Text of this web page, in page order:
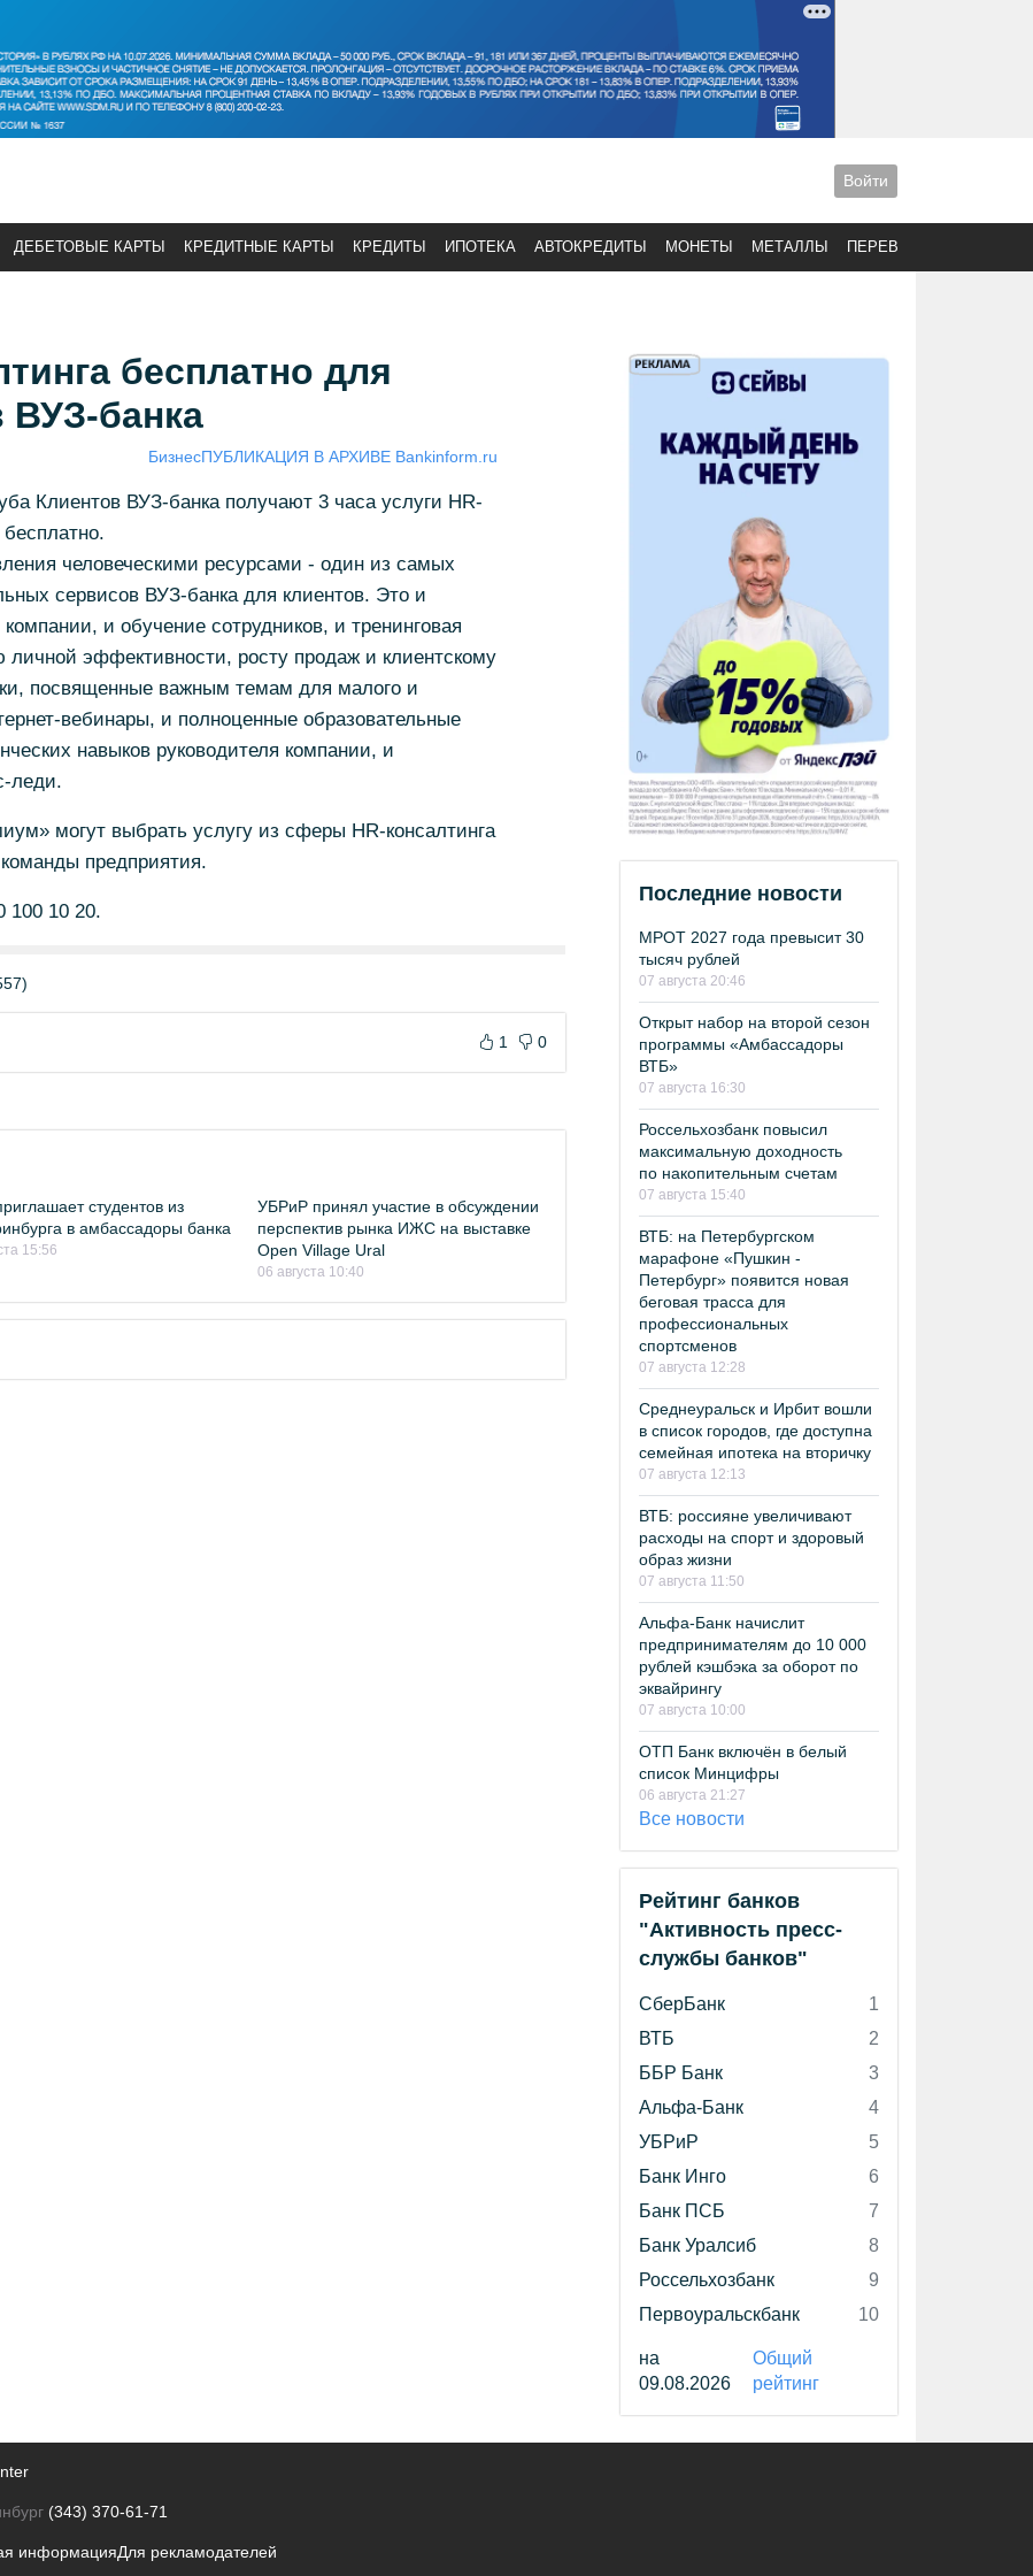
Войти
ДЕБЕТОВЫЕ КАРТЫ КРЕДИТНЫЕ КАРТЫ КРЕДИТЫ ИПОТЕКА АВТОКРЕДИТЫ МОНЕТЫ МЕТАЛЛЫ ПЕРЕВОДЫ
бесплатно для
ВУЗ-банка
БизнесПУБЛИКАЦИЯ В АРХИВЕ Bankinform.ru
Клиентов ВУЗ-банка получают 3 часа услуги HR-
человеческими ресурсами - один из самых
сервисов ВУЗ-банка для клиентов. Это и
и обучение сотрудников, и тренинговая
личной эффективности, росту продаж и клиентскому
посвященные важным темам для малого и
вебинары, и полноценные образовательные
навыков руководителя компании, и
леди.
могут выбрать услугу из сферы HR-консалтинга
предприятия.
100 10 20.
1 0
студентов из
в амбассадоры банка
15:56
УБРиР принял участие в обсуждении
перспектив рынка ИЖС на выставке
Open Village Ural
06 августа 10:40
Последние новости
МРОТ 2027 года превысит 30
тысяч рублей
07 августа 20:46
Открыт набор на второй сезон
программы «Амбассадоры
ВТБ»
07 августа 16:30
Россельхозбанк повысил
максимальную доходность
по накопительным счетам
07 августа 15:40
ВТБ: на Петербургском
марафоне «Пушкин -
Петербург» появится новая
беговая трасса для
профессиональных
спортсменов
07 августа 12:28
Среднеуральск и Ирбит вошли
в список городов, где доступна
семейная ипотека на вторичку
07 августа 12:13
ВТБ: россияне увеличивают
расходы на спорт и здоровый
образ жизни
07 августа 11:50
Альфа-Банк начислит
предпринимателям до 10 000
рублей кэшбэка за оборот по
эквайрингу
07 августа 10:00
ОТП Банк включён в белый
список Минцифры
06 августа 21:27
Все новости
Рейтинг банков
"Активность пресс-
службы банков"
СберБанк
1
ВТБ
2
ББР Банк
3
Альфа-Банк
4
УБРиР
5
Банк Инго
6
Банк ПСБ
7
Банк Уралсиб
8
Россельхозбанк
9
Первоуральскбанк
10
на
09.08.2026
Общий
рейтинг
(343) 370-61-71
информацияДля рекламодателей